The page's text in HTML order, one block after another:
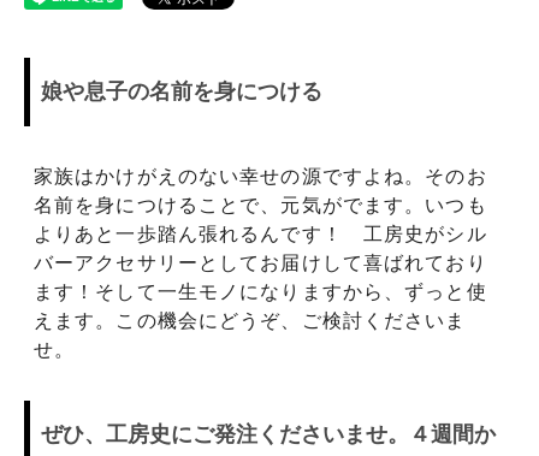
娘や息子の名前を身につける
家族はかけがえのない幸せの源ですよね。そのお
名前を身につけることで、元気がでます。いつも
よりあと一歩踏ん張れるんです！ 工房史がシル
バーアクセサリーとしてお届けして喜ばれており
ます！そして一生モノになりますから、ずっと使
えます。この機会にどうぞ、ご検討くださいま
せ。
ぜひ、工房史にご発注くださいませ。４週間か